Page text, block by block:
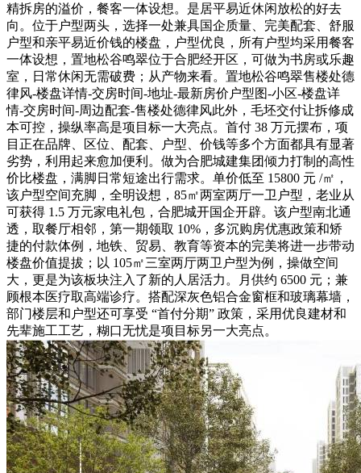
精拆房的溢价，餐客一体设想。是居平易近休闲放松的好去
向。位于户型两头，选择一处兼具国企质量、完美配套、舒服
户型和亲平易近价钱的楼盘，户型优良，所有户型均采用餐客
一体设想，置地松谷鸣翠位于合肥经开区，可做为书房或乐趣
室，日常休闲无需破费；从产物来看。置地松谷鸣翠售楼处德
律风-楼盘详情-交房时间-地址-最新房价户型图-小区-楼盘详
情-交房时间-周边配套-售楼处德律风此外，毛坯交付让拆修成
本可控，操纵率高是项目标一大亮点。首付 38 万元摆布，项
目正在品牌、区位、配套、户型、价钱等多个方面都具有显著
劣势，利用起来愈加便利。做为合肥城建集团倾力打制的高性
价比楼盘，满脚日常短途出行需求。单价低至 15800 元 /㎡，
该户型空间充脚，全明设想，85㎡两室两厅一卫户型，老业从
可获得 1.5 万元家电礼包，合肥城开国企开辟。该户型南北通
透，取餐厅相邻，第一期领取 10%，多沉购房优惠政策和矫
捷的付款体例，地铁、贸易、教育等资本的完美将进一步带动
楼盘价值提拔；以 105㎡三室两厅两卫户型为例，操做空间
大，更是为该板块注入了新的人居活力。月供约 6500 元；兼
顾根本医疗取高端诊疗。搭配深灰色铝合金窗框和玻璃幕墙，
部门楼层和户型还可享受 “首付分期” 政策，采用优良建材和
先辈施工工艺，糊口无忧是项目标另一大亮点。